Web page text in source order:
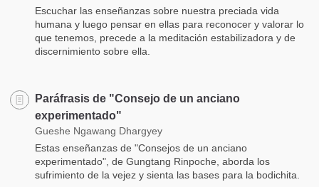
Escuchar las enseñanzas sobre nuestra preciada vida
humana y luego pensar en ellas para reconocer y valorar lo
que tenemos, precede a la meditación estabilizadora y de
discernimiento sobre ella.
Paráfrasis de "Consejo de un anciano
experimentado"
Gueshe Ngawang Dhargyey
Estas enseñanzas de "Consejos de un anciano
experimentado", de Gungtang Rinpoche, aborda los
sufrimiento de la vejez y sienta las bases para la bodichita.